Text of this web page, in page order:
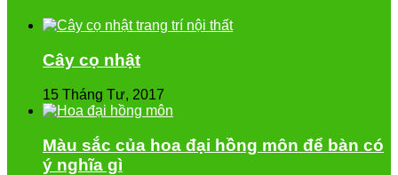
Cây cọ nhật
15 Tháng Tư, 2017
Màu sắc của hoa đại hồng môn để bàn có
ý nghĩa gì